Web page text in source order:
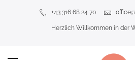
+43 316 68 24 70
Herzlich Willkommen in der